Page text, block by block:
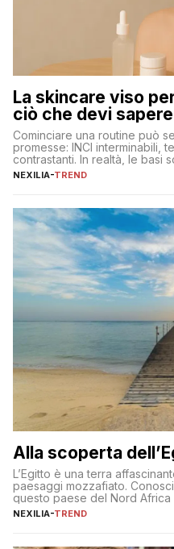
La skincare viso
ciò che devi sapere
Cominciare una routine può
promesse: INCI interminabili,
contrastanti. In realtà, le basi
detersione delicata che non
tutto il resto. […]
NEXILIA-TREND
Alla scoperta
L’Egitto è una terra
paesaggi mozzafiato.
questo paese del Nord
culturale unico al mondo.
NEXILIA-TREND